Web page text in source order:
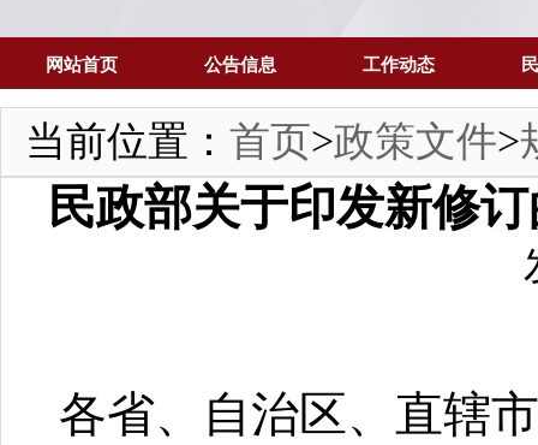
网站首页 公告信息 工作动态
当前位置： 首页>政策文件>
民政部关于印发新修
各省、自治区、直辖